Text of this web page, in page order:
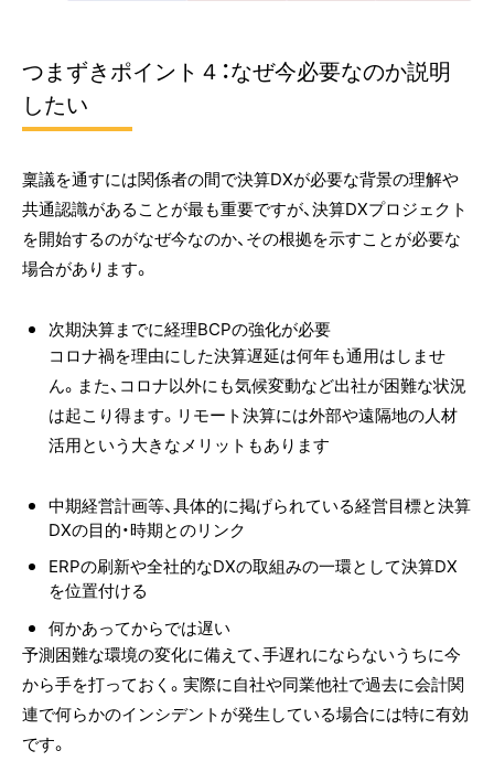
つまずきポイント４：なぜ今必要なのか説明
したい
稟議を通すには関係者の間で決算DXが必要な背景の理解や
共通認識があることが最も重要ですが、決算DXプロジェクト
を開始するのがなぜ今なのか、その根拠を示すことが必要な
場合があります。
次期決算までに経理BCPの強化が必要
コロナ禍を理由にした決算遅延は何年も通用はしませ
ん。また、コロナ以外にも気候変動など出社が困難な状況
は起こり得ます。リモート決算には外部や遠隔地の人材
活用という大きなメリットもあります
中期経営計画等、具体的に掲げられている経営目標と決算
DXの目的・時期とのリンク
ERPの刷新や全社的なDXの取組みの一環として決算DX
を位置付ける
何かあってからでは遅い
予測困難な環境の変化に備えて、手遅れにならないうちに今
から手を打っておく。実際に自社や同業他社で過去に会計関
連で何らかのインシデントが発生している場合には特に有効
です。